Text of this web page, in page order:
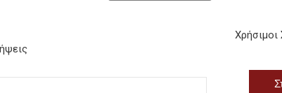
Χρήσιμοι